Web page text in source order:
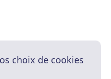
choix de cookies